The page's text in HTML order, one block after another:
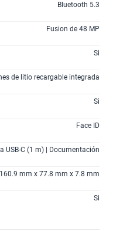
Bluetooth 5.3
Fusion de 48 MP
Si
de litio recargable integrada
Si
Face ID
USB-C (1 m) | Documentación
160.9 mm x 77.8 mm x 7.8 mm
Si